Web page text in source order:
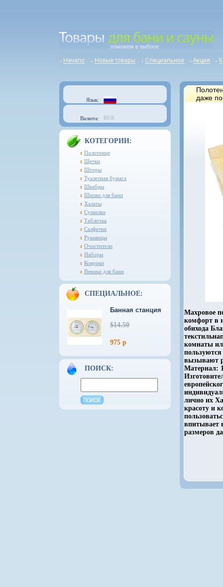
Язык:
Валюта: RUR
КОТЕГОРИИ:
Полотенце
Щетки
Шторы
Туалетная бумага
Швабры
Шапки для бани
Халаты
Сушилки
Табличка
Салфетки
Рукавицы
Очистители
Наборы
Коврики
Веники для бани
СПЕЦИАЛЬНОЕ:
Банная станция
$14.50
975 р
ПОИСК:
даже
Махровое
комфорт в
обихода
комнаты
вызывают
Материал:
лично их
красоту и
впитывает
размеров